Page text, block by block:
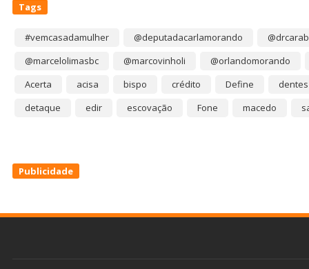
Tags
#vemcasadamulher @deputadacarlamorando
@marcelolimasbc
@marcovinholi
@orlandomorando
Acerta
acisa bispo crédito Define
dentes
detaque
edir escovação Fone macedo
Publicidade